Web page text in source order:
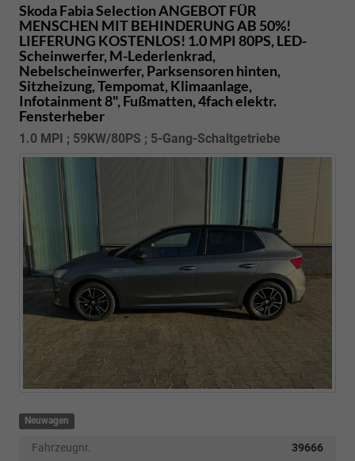
Skoda FabiaSelection ANGEBOT FÜR
MENSCHEN MIT BEHINDERUNG AB 50%!
LIEFERUNG KOSTENLOS! 1.0 MPI 80PS, LED-
Scheinwerfer, M-Lederlenkrad,
Nebelscheinwerfer, Parksensoren hinten,
Sitzheizung, Tempomat, Klimaanlage,
Infotainment 8", Fußmatten, 4fach elektr.
Fensterheber
1.0 MPI ; 59KW/80PS ; 5-Gang-Schaltgetriebe
Neuwagen
Fahrzeugnr.
39666